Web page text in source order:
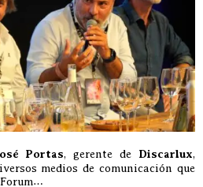
Portas, gerente de Discarlux,
medios de comunicación que